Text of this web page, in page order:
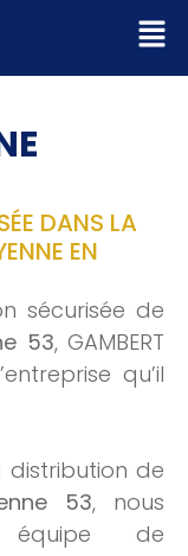
DANS LA
EN
sécurisée de
53, GAMBERT
qu’il
distribution de
53, nous
de